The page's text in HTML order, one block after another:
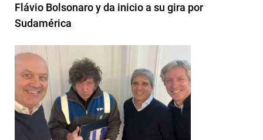
Flávio Bolsonaro y da inicio a su gira por
Sudamérica